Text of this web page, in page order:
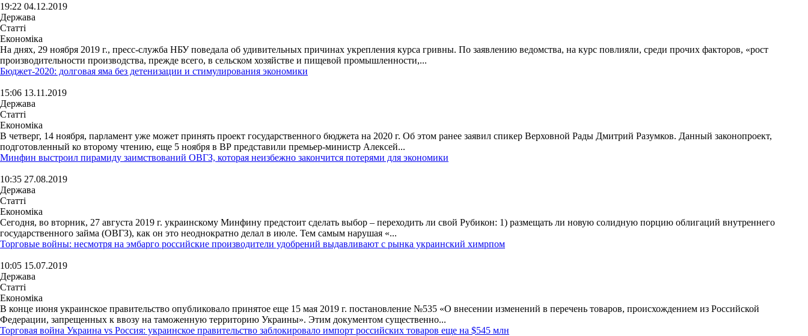
19:22 04.12.2019
Держава
Статті
Економіка
На днях, 29 ноября 2019 г., пресс-служба НБУ поведала об удивительных причинах укрепления курса гривны. По заявлению ведомства, на курс повлияли, среди прочих факторов, «рост
производительности производства, прежде всего, в сельском хозяйстве и пищевой промышленности,...
Бюджет-2020: долговая яма без детенизации и стимулирования экономики
15:06 13.11.2019
Держава
Статті
Економіка
В четверг, 14 ноября, парламент уже может принять проект государственного бюджета на 2020 г. Об этом ранее заявил спикер Верховной Рады Дмитрий Разумков. Данный законопроект,
подготовленный ко второму чтению, еще 5 ноября в ВР представили премьер-министр Алексей...
Минфин выстроил пирамиду заимствований ОВГЗ, которая неизбежно закончится потерями для экономики
10:35 27.08.2019
Держава
Статті
Економіка
Сегодня, во вторник, 27 августа 2019 г. украинскому Минфину предстоит сделать выбор – переходить ли свой Рубикон: 1) размещать ли новую солидную порцию облигаций внутреннего
государственного займа (ОВГЗ), как он это неоднократно делал в июле. Тем самым нарушая «...
Торговые войны: несмотря на эмбарго российские производители удобрений выдавливают с рынка украинский химрпом
10:05 15.07.2019
Держава
Статті
Економіка
В конце июня украинское правительство опубликовало принятое еще 15 мая 2019 г. постановление №535 «О внесении изменений в перечень товаров, происхождением из Российской
Федерации, запрещенных к ввозу на таможенную территорию Украины». Этим документом существенно...
Торговая война Украина vs Россия: украинское правительство заблокировало импорт российских товаров еще на $545 млн